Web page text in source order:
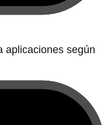
aplicaciones según